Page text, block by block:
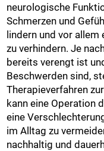
neurologische
Schmerzen und
lindern und vor allem
zu verhindern. Je
bereits verengt ist
Beschwerden sind,
Therapieverfahren
kann eine Operation
eine
im Alltag zu
nachhaltig und